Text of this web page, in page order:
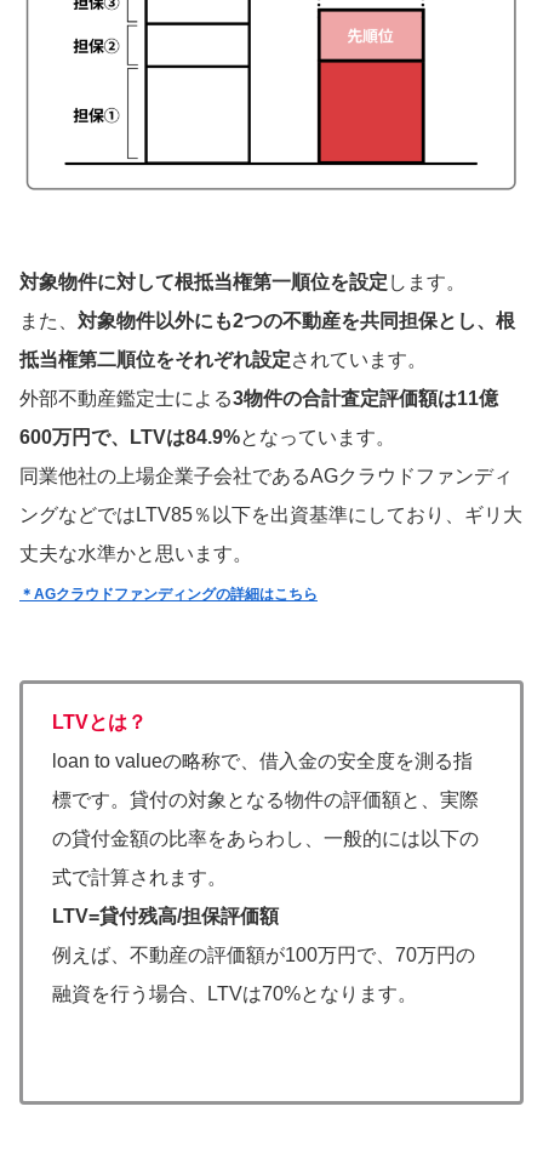
対象物件に対して根抵当権第一順位を設定 します。
また、 対象物件以外にも2つの不動産を共同担保とし、根
抵当権第二順位をそれぞれ設定されています。
外部不動産鑑定士による3物件の合計査定評価額は11億
600万円で、LTVは84.9%となっています。
同業他社の上場企業子会社であるAGクラウドファンディ
ングなどではLTV85％以下を出資基準にしており、ギリ大
丈夫な水準かと思います。
＊AGクラウドファンディングの詳細はこちら
LTVとは？
loan to valueの略称で、借入金の安全度を測る指
標です。貸付の対象となる物件の評価額と、実際
の貸付金額の比率をあらわし、一般的には以下の
式で計算されます。
LTV=貸付残高/担保評価額
例えば、不動産の評価額が100万円で、70万円の
融資を行う場合、LTVは70%となります。